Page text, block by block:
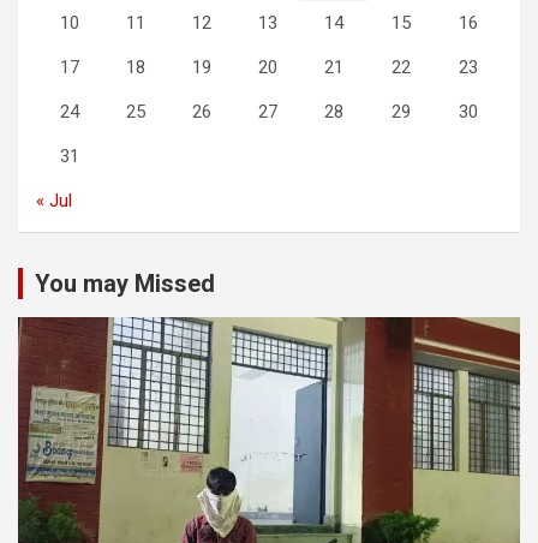
10 11 12 13 14 15 16
17 18 19 20 21 22 23
24 25 26 27 28 29 30
31
« Jul
You may Missed